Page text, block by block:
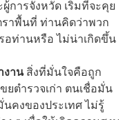
การจังหวัด เริ่มที่จะคุย
ราพื้นที่ ท่านคิดว่าพวก
ท่านหรือ ไม่น่าเกิดขึ้น
งานสิ่งที่มั่นใจคือถูก
ยตำรวจเก่า ตนเชื่อมั่น
คงของประเทศ ไม่รู้